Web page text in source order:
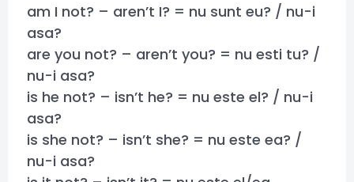
am I not? – aren’t I? = nu sunt eu? / nu-i
asa?
are you not? – aren’t you? = nu esti tu? /
nu-i asa?
is he not? – isn’t he? = nu este el? / nu-i
asa?
is she not? – isn’t she? = nu este ea? /
nu-i asa?